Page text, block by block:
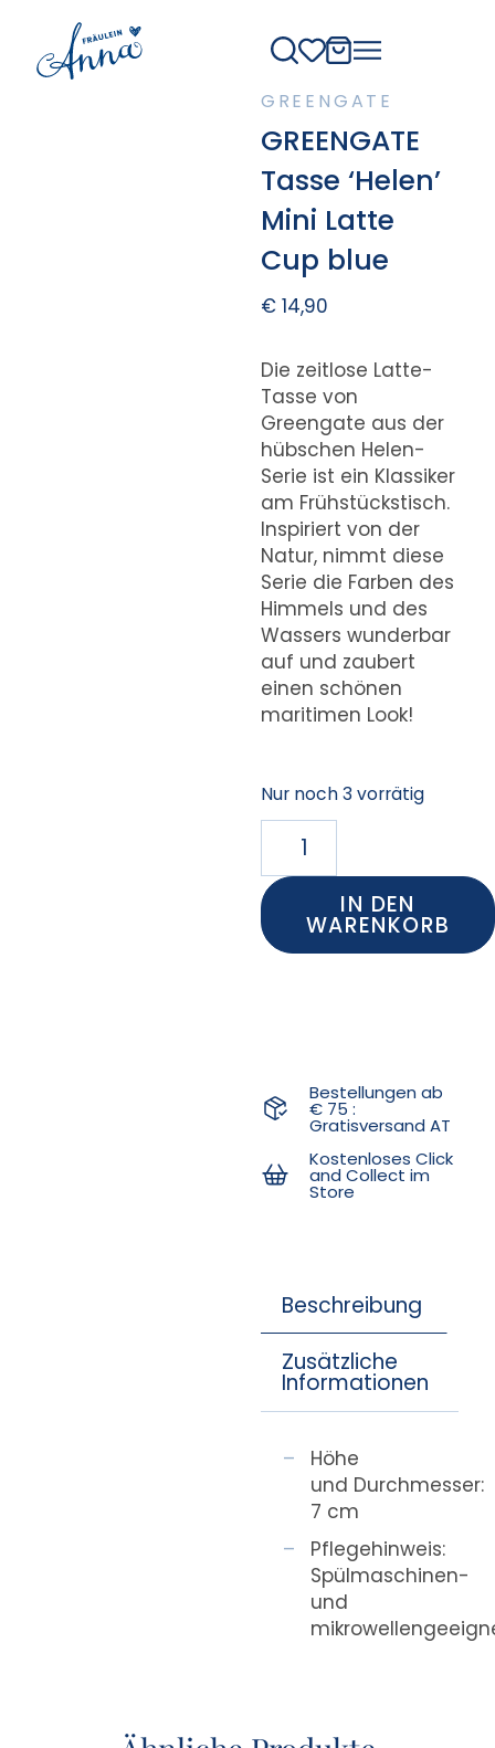
GREENGATE
GREENGATE
Tasse ‘Helen’
Mini Latte
Cup blue
€14,90
Die zeitlose Latte-
Tasse von
Greengate aus der
hübschen Helen-
Serie ist ein Klassiker
am Frühstückstisch.
Inspiriert von der
Natur, nimmt diese
Serie die Farben des
Himmels und des
Wassers wunderbar
auf und zaubert
einen schönen
maritimen Look!
Nur noch 3 vorrätig
IN DEN
WARENKORB
Bestellungen ab
€ 75 :
Gratisversand AT
Kostenloses Click
and Collect im
Store
Beschreibung
Zusätzliche
Informationen
Höhe
und Durchmesser:
7 cm
Pflegehinweis:
Spülmaschinen-
und